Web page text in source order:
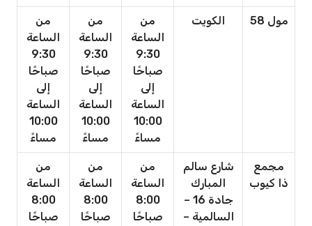
مول 58 الكويت
من
الساعة
9:30
صباحًا
إلى
الساعة
10:00
مساءً
من
الساعة
9:30
صباحًا
إلى
الساعة
10:00
مساءً
من
الساعة
9:30
صباحًا
إلى
الساعة
10:00
مساءً
مجمع
ذا كيوب
شارع سالم
المبارك
جادة 16 –
السالمية –
من
الساعة
8:00
صباحًا
من
الساعة
8:00
صباحًا
من
الساعة
8:00
صباحًا